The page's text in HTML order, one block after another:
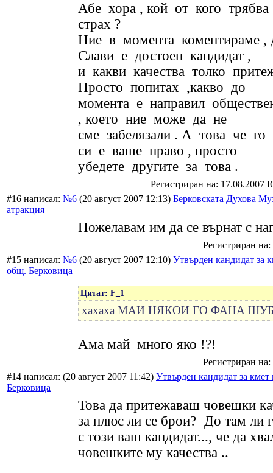
Абе хора , кой от кого
страх ?
Ние в момента коментираме ,
Слави е достоен кандидат ,
и какви качества толко
Просто попитах ,какво до
момента е направил
, което ние може да не
сме забелязали . А това че го
си е ваше право , просто
убедете другите за това .
Регистриран на: 17.08.2007
#16 написал: №6 (20 август 2007 12:13) Берковската Духова
атракция
Пожелавам им да се върнат с
Регистриран
#15 написал: №6 (20 август 2007 12:10) Утвърден кандидат за
общ. Берковица
Цитат: F_1
хахаха МАИ НЯКОИ ГО ФАНА
Ама май много яко !?!
Регистриран
#14 написал: (20 август 2007 11:42) Утвърден кандидат за
Берковица
Това да притежаваш човешки
за плюс ли се брои? До там ли
с този ваш кандидат..., че да
човешките му качества ..